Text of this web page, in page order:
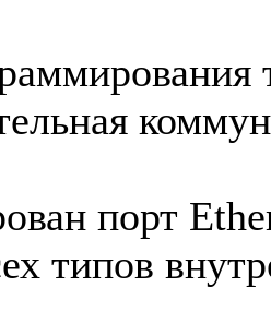
порт
типов